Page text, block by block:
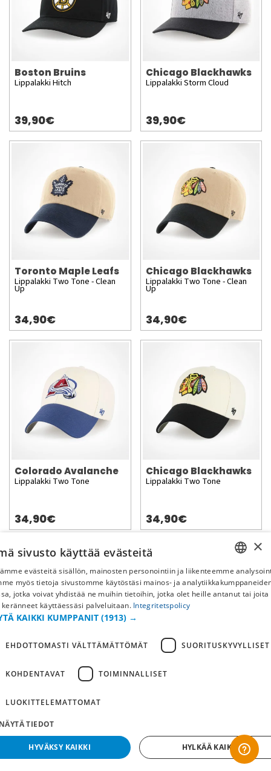
Boston Bruins
Lippalakki Hitch
39,90€
Chicago Blackhawks
Lippalakki Storm Cloud
39,90€
Toronto Maple Leafs
Lippalakki Two Tone - Clean
Up
34,90€
Chicago Blackhawks
Lippalakki Two Tone - Clean
Up
34,90€
Colorado Avalanche
Lippalakki Two Tone
34,90€
Chicago Blackhawks
Lippalakki Two Tone
34,90€
Detroit Red Wings
Lippalakki Two Tone
34,90€
Boston Bruins
Lippalakki Two Tone
FI
×
sivusto käyttää evästeitä
evästeitä sisällön, mainosten personointiin ja liikenteemme
myös tietoja sivustomme käytöstäsi mainos- ja
jotka voivat yhdistää ne muihin tietoihin, jotka olet heille antanut tai joita
keränneet käyttäessäsi palveluitaan. Integritetspolicy
KAIKKI KUMPPANIT (1913) →
EHDOTTOMASTI VÄLTTÄMÄTTÖMÄT SUORITUSKYVYLLISET
KOHDENTAVAT TOIMINNALLISET
LUOKITTELEMATTOMAT
TIEDOT
HYVÄKSY KAIKKI HYLKÄÄ KAIKKI